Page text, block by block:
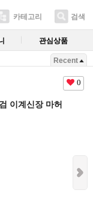
카테고리 검색
관심상품
Recent
0
이계신장 마허